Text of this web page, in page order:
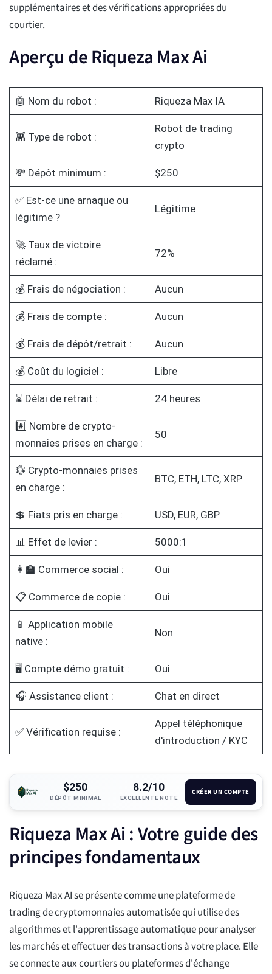
supplémentaires et des vérifications appropriées du
courtier.
Aperçu de Riqueza Max Ai
🤖 Nom du robot : Riqueza Max IA
👾 Type de robot :
Robot de trading
crypto
💸 Dépôt minimum : $250
✅ Est-ce une arnaque ou
légitime ?
Légitime
🚀 Taux de victoire
réclamé :
72%
💰 Frais de négociation : Aucun
💰 Frais de compte : Aucun
💰 Frais de dépôt/retrait : Aucun
💰 Coût du logiciel : Libre
⌛ Délai de retrait : 24 heures
#️⃣ Nombre de crypto-
monnaies prises en charge :
50
💱 Crypto-monnaies prises
en charge :
BTC, ETH, LTC, XRP
💲 Fiats pris en charge : USD, EUR, GBP
📊 Effet de levier : 5000:1
👩‍🏫 Commerce social : Oui
📋 Commerce de copie : Oui
📱 Application mobile
native :
Non
🖥️ Compte démo gratuit : Oui
🎧 Assistance client : Chat en direct
✅ Vérification requise :
Appel téléphonique
d'introduction / KYC
$250
DÉPÔT MINIMAL
8.2/10
EXCELLENTE NOTE
CRÉER UN COMPTE
Riqueza Max Ai : Votre guide des
principes fondamentaux
Riqueza Max AI se présente comme une plateforme de
trading de cryptomonnaies automatisée qui utilise des
algorithmes et l'apprentissage automatique pour analyser
les marchés et effectuer des transactions à votre place. Elle
se connecte aux courtiers ou plateformes d'échange